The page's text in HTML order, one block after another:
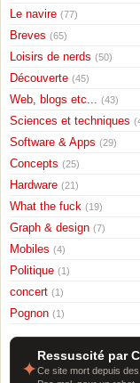
Le navire (77)
Breves (65)
Loisirs de nerds (50)
Découverte (45)
Web, blogs etc... (43)
Sciences et techniques
Software & Apps (29)
Concepts (25)
Hardware (21)
What the fuck (19)
Graph & design (7)
Mobiles (4)
Politique (1)
concert (1)
Pognon (1)
✦
Ressuscité par
Ce site mort depuis